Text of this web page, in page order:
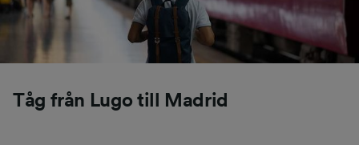
Tåg från Lugo till Madrid